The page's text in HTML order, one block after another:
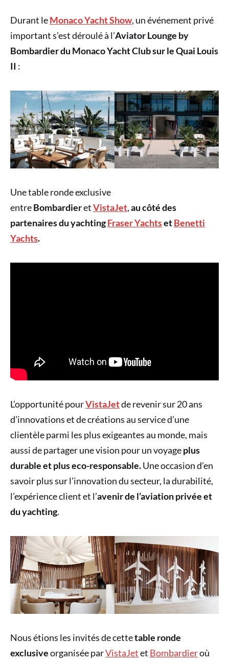
Durant leMonaco Yacht Show, un événement privé
important s’est déroulé à l’Aviator Lounge by
Bombardier du Monaco Yacht Club sur le Quai Louis
II :
Une table ronde exclusive
entreBombardieretVistaJet,au côté des
partenaires du yachtingFraser YachtsetBenetti
Yachts.
L’opportunité pourVistaJetde revenir sur 20 ans
d’innovations et de créations au service d’une
clientèle parmi les plus exigeantes au monde, mais
aussi de partager une vision pour un voyageplus
durable et plus eco-responsable.Une occasion d’en
savoir plus sur l’innovation du secteur, la durabilité,
l’expérience client et l’avenir de l’aviation privée et
du yachting.
Nous étions les invités de cettetable ronde
exclusiveorganisée parVistaJetet Bombardieroù